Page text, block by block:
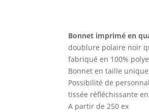
Bonnet imprimé en
doublure polaire noir
fabriqué en 100%
Bonnet en taille
Possibilité de
tissée réfléchissante
A partir de 250 ex